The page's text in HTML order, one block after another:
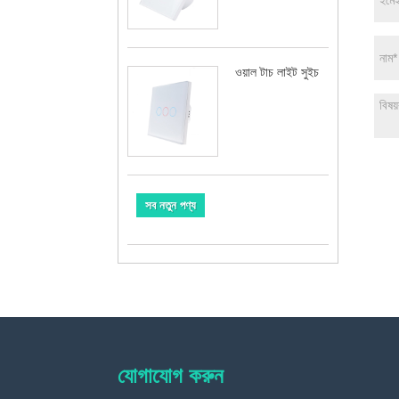
ওয়াল টাচ লাইট সুইচ
সব নতুন পণ্য
যোগাযোগ করুন